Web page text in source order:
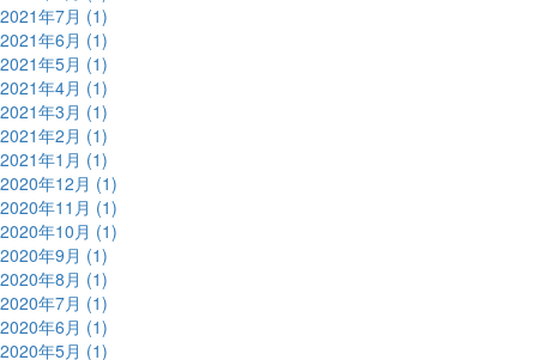
2021年7月 (1)
2021年6月 (1)
2021年5月 (1)
2021年4月 (1)
2021年3月 (1)
2021年2月 (1)
2021年1月 (1)
2020年12月 (1)
2020年11月 (1)
2020年10月 (1)
2020年9月 (1)
2020年8月 (1)
2020年7月 (1)
2020年6月 (1)
2020年5月 (1)